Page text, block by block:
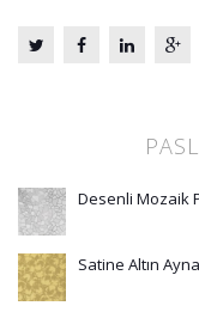
Desenli Mozaik
Satine Altın